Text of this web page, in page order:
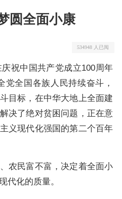
圆全面小康
534948 人已阅
祝中国共产党成立100周年
党全国各族人民持续奋斗，
目标，在中华大地上全面建
决了绝对贫困问题，正在意
义现代化强国的第二个百年
农民富不富，决定着全面小
代化的质量。